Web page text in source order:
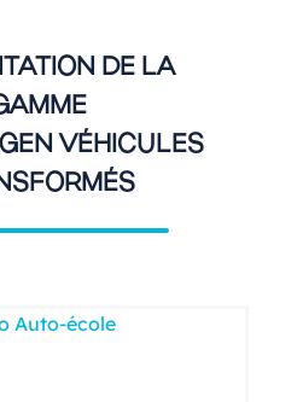
DE LA
VÉHICULES